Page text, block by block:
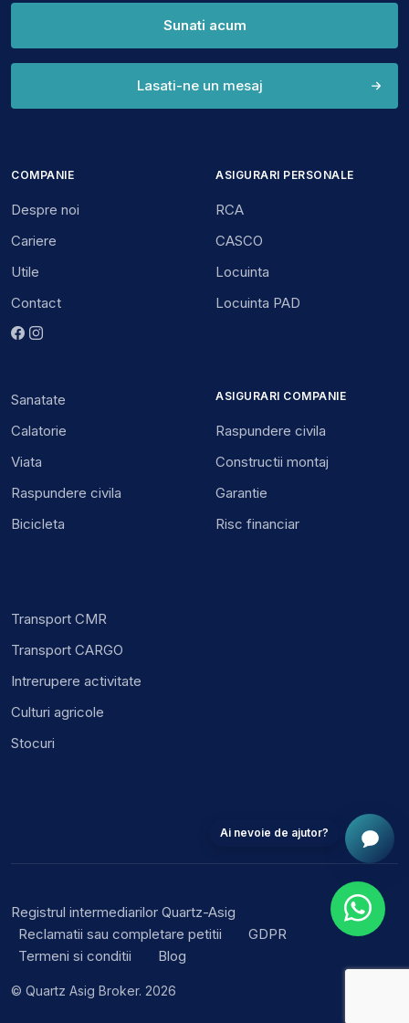
Ai nevoie de ajutor?
Sunati acum
Lasati-ne un mesaj
COMPANIE
Despre noi
Cariere
Utile
Contact
ASIGURARI PERSONALE
RCA
CASCO
Locuinta
Locuinta PAD
Sanatate
Calatorie
Viata
Raspundere civila
Bicicleta
ASIGURARI COMPANIE
Raspundere civila
Constructii montaj
Garantie
Risc financiar
Transport CMR
Transport CARGO
Intrerupere activitate
Culturi agricole
Stocuri
Registrul intermediarilor Quartz-Asig
Reclamatii sau completare petitii
GDPR
Termeni si conditii
Blog
© Quartz Asig Broker. 2026